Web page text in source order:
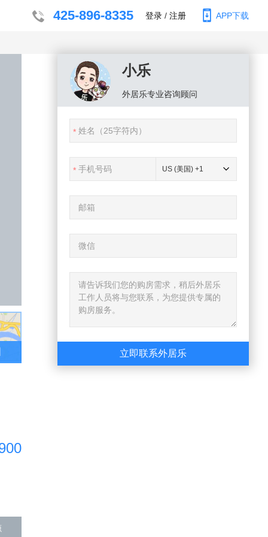
425-896-8335 登录 / 注册 APP下载
小乐
外居乐专业咨询顾问
US (美国) +1
立即联系外居乐